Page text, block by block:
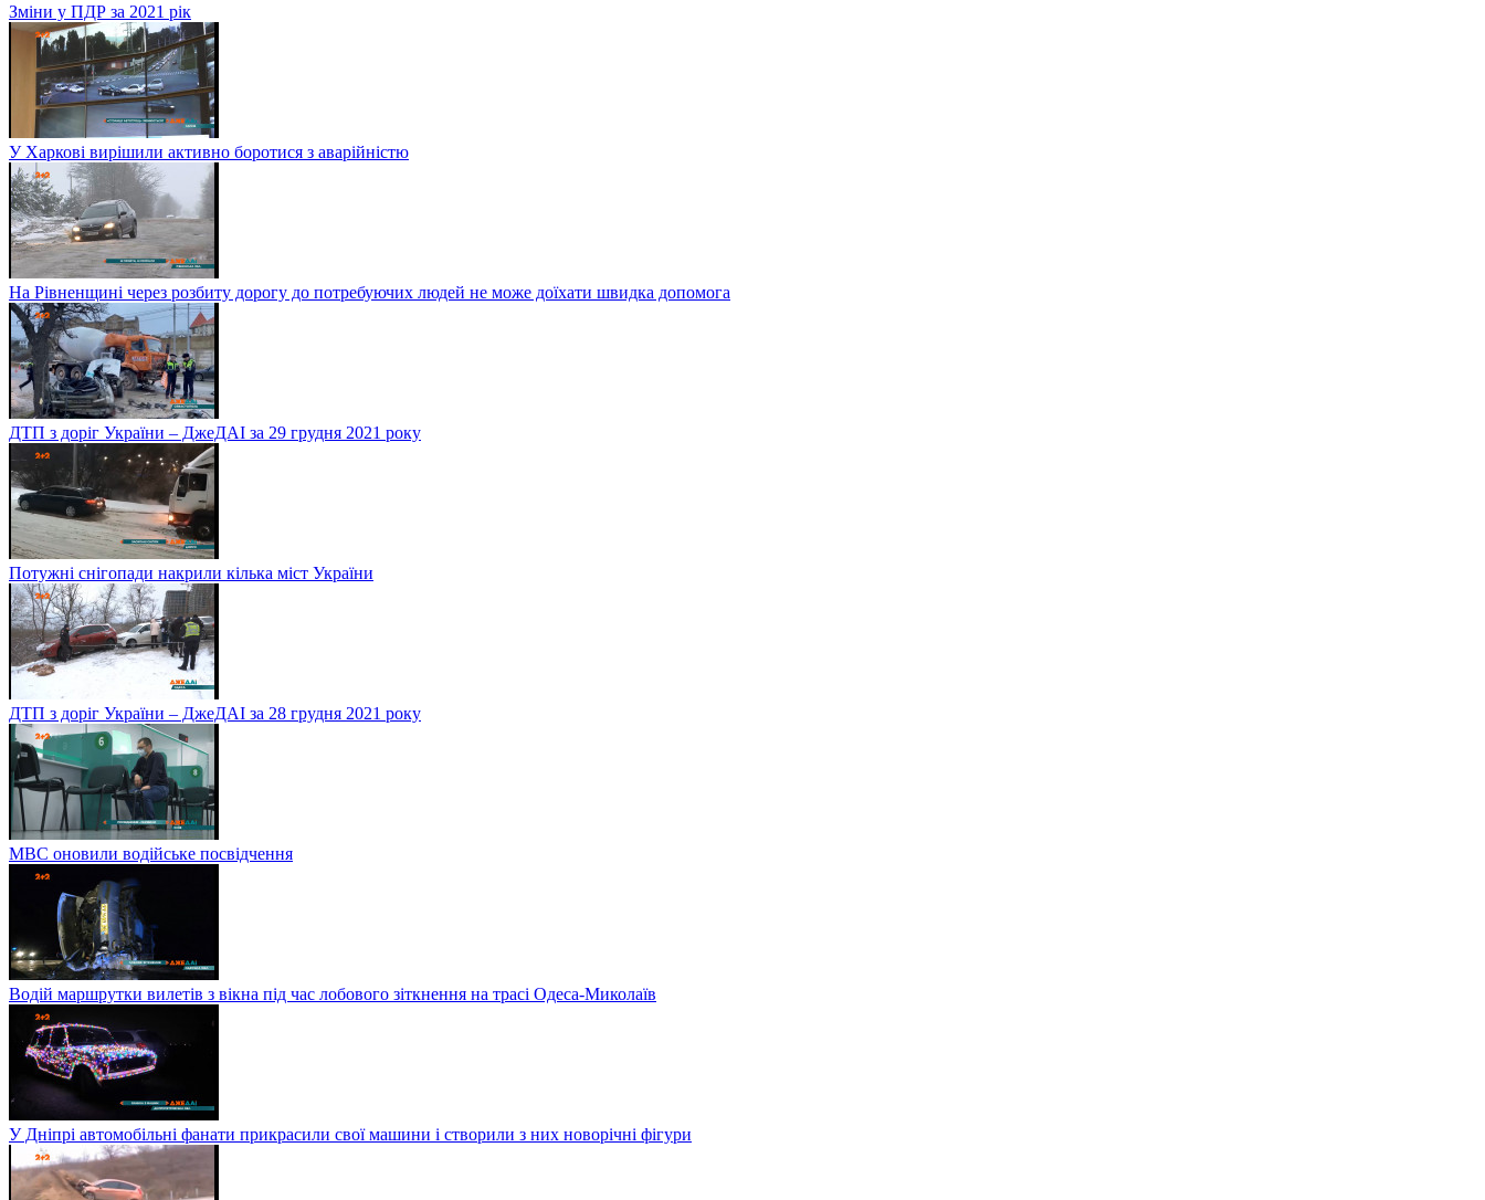
Зміни у ПДР за 2021 рік
У Харкові вирішили активно боротися з аварійністю
На Рівненщині через розбиту дорогу до потребуючих людей не може доїхати швидка допомога
ДТП з доріг України – ДжеДАІ за 29 грудня 2021 року
Потужні снігопади накрили кілька міст України
ДТП з доріг України – ДжеДАІ за 28 грудня 2021 року
МВС оновили водійське посвідчення
Водій маршрутки вилетів з вікна під час лобового зіткнення на трасі Одеса-Миколаїв
У Дніпрі автомобільні фанати прикрасили свої машини і створили з них новорічні фігури